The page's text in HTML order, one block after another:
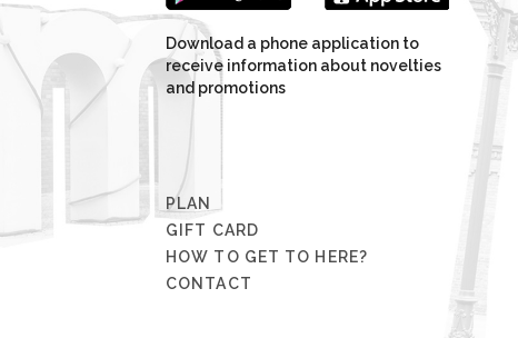
Download a phone application to
receive information about novelties
and promotions
PLAN
GIFT CARD
HOW TO GET TO HERE?
CONTACT